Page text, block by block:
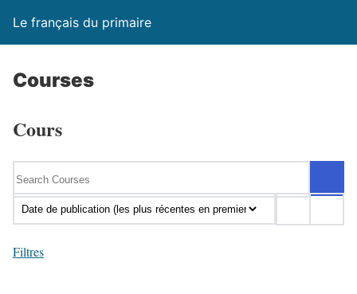
Le français du primaire
Courses
Cours
Filtres